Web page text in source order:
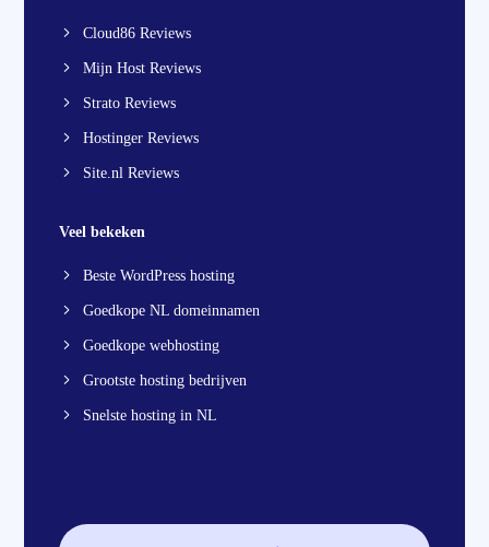
Cloud86 Reviews
Mijn Host Reviews
Strato Reviews
Hostinger Reviews
Site.nl Reviews
Veel bekeken
Beste WordPress hosting
Goedkope NL domeinnamen
Goedkope webhosting
Grootste hosting bedrijven
Snelste hosting in NL